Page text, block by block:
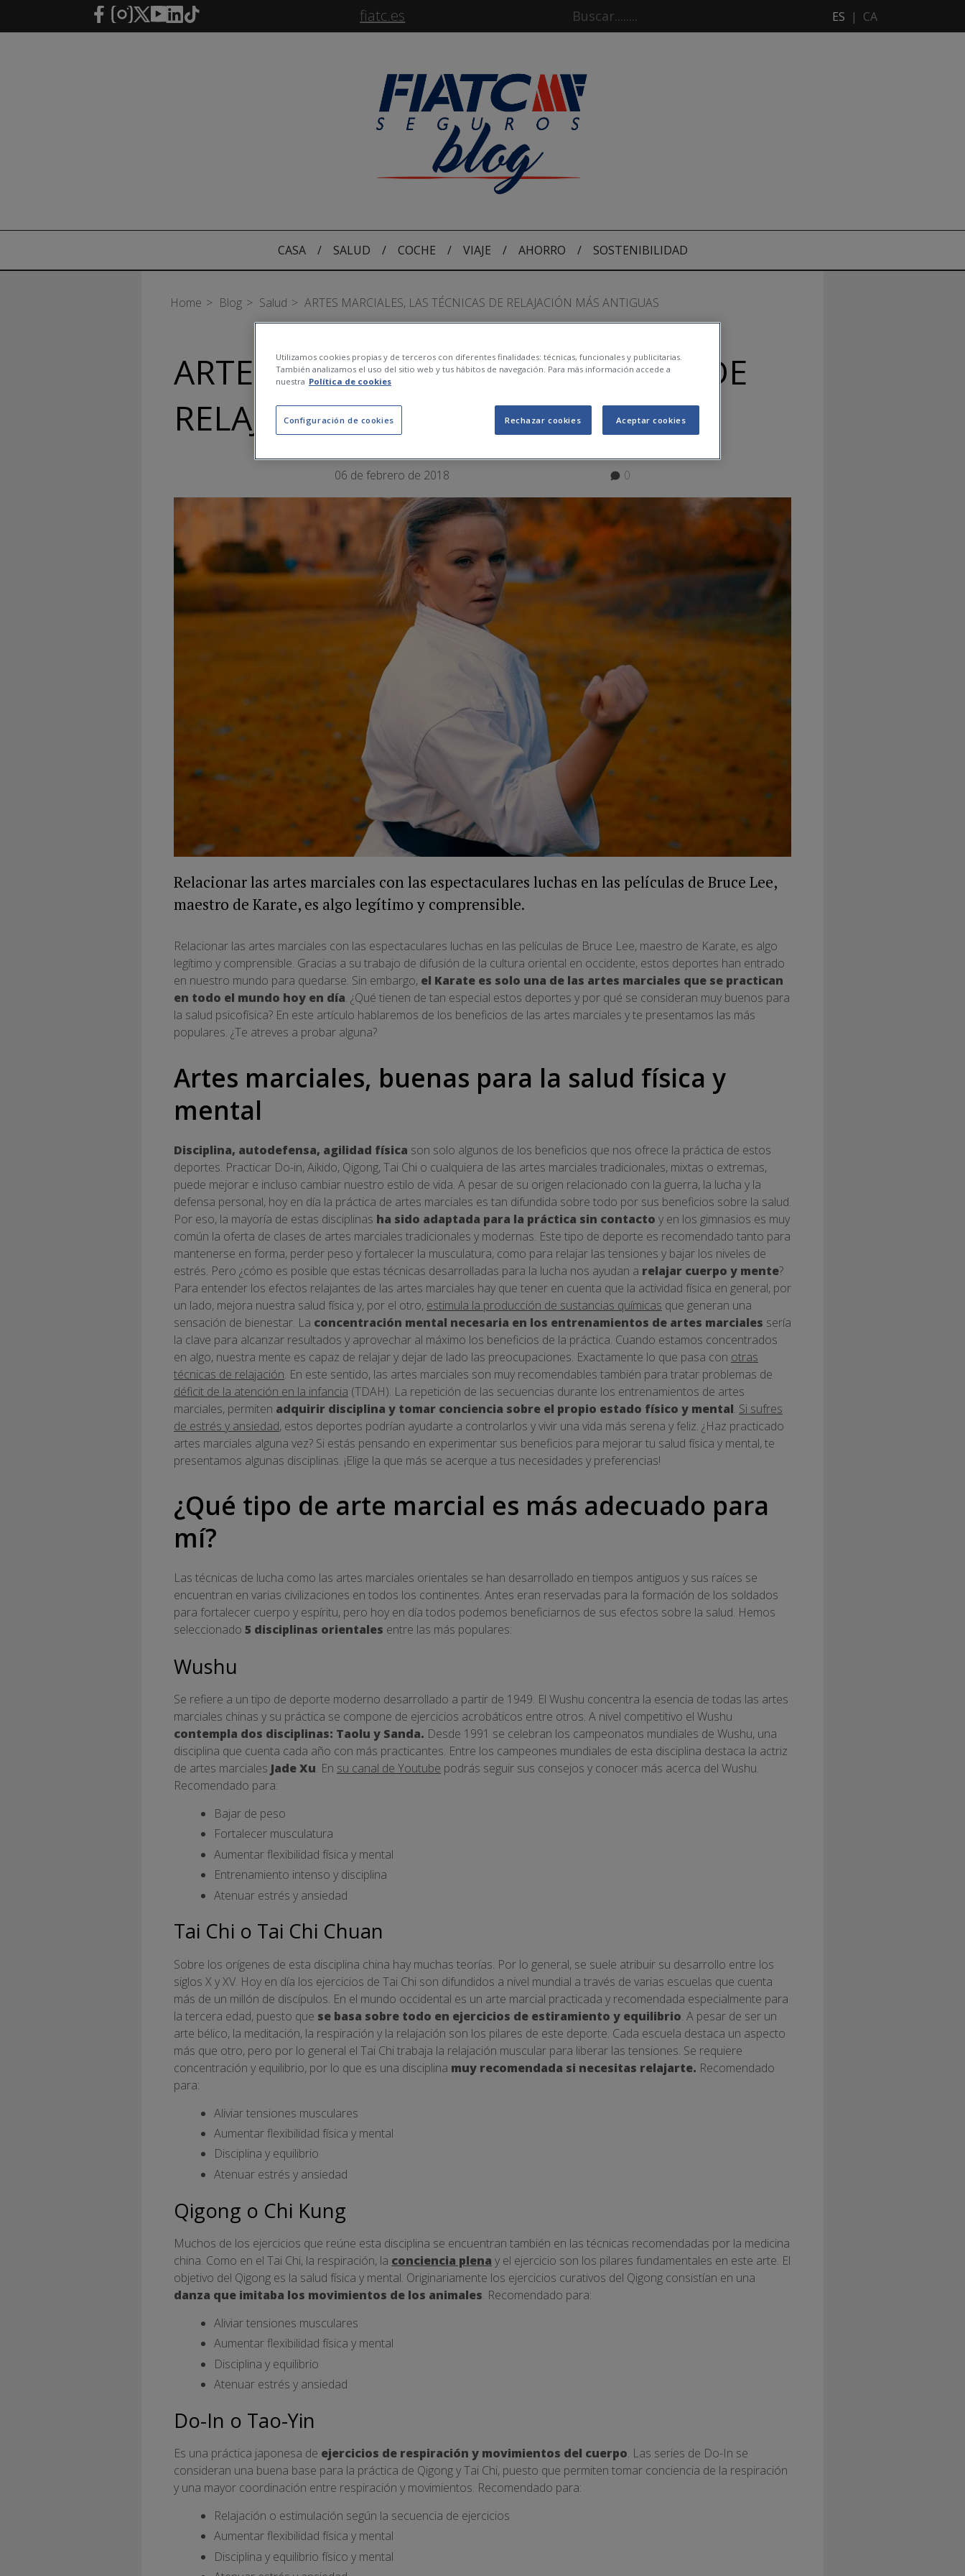
Saltar al contenido principal fiatc.es ES | CA
CASA / SALUD / COCHE / VIAJE / AHORRO / SOSTENIBILIDAD
Home Blog Salud ARTES MARCIALES, LAS TÉCNICAS DE RELAJACIÓN MÁS ANTIGUAS
ARTES MARCIALES, LAS TÉCNICAS DE
RELAJACIÓN MÁS ANTIGUAS
06 de febrero de 2018 0
Relacionar las artes marciales con las espectaculares luchas en las películas de Bruce Lee,
maestro de Karate, es algo legítimo y comprensible.
Relacionar las artes marciales con las espectaculares luchas en las películas de Bruce Lee, maestro de Karate, es algo
legítimo y comprensible. Gracias a su trabajo de difusión de la cultura oriental en occidente, estos deportes han entrado
en nuestro mundo para quedarse. Sin embargo, el Karate es solo una de las artes marciales que se practican
en todo el mundo hoy en día. ¿Qué tienen de tan especial estos deportes y por qué se consideran muy buenos para
la salud psicofísica? En este artículo hablaremos de los beneficios de las artes marciales y te presentamos las más
populares. ¿Te atreves a probar alguna?
Artes marciales, buenas para la salud física y
mental
Disciplina, autodefensa, agilidad física son solo algunos de los beneficios que nos ofrece la práctica de estos
deportes. Practicar Do-in, Aikido, Qigong, Tai Chi o cualquiera de las artes marciales tradicionales, mixtas o extremas,
puede mejorar e incluso cambiar nuestro estilo de vida. A pesar de su origen relacionado con la guerra, la lucha y la
defensa personal, hoy en día la práctica de artes marciales es tan difundida sobre todo por sus beneficios sobre la salud.
Por eso, la mayoría de estas disciplinas ha sido adaptada para la práctica sin contacto y en los gimnasios es muy
común la oferta de clases de artes marciales tradicionales y modernas. Este tipo de deporte es recomendado tanto para
mantenerse en forma, perder peso y fortalecer la musculatura, como para relajar las tensiones y bajar los niveles de
estrés. Pero ¿cómo es posible que estas técnicas desarrolladas para la lucha nos ayudan a relajar cuerpo y mente?
Para entender los efectos relajantes de las artes marciales hay que tener en cuenta que la actividad física en general, por
un lado, mejora nuestra salud física y, por el otro, estimula la producción de sustancias químicas que generan una
sensación de bienestar. La concentración mental necesaria en los entrenamientos de artes marciales sería
la clave para alcanzar resultados y aprovechar al máximo los beneficios de la práctica. Cuando estamos concentrados
en algo, nuestra mente es capaz de relajar y dejar de lado las preocupaciones. Exactamente lo que pasa con otras
técnicas de relajación. En este sentido, las artes marciales son muy recomendables también para tratar problemas de
déficit de la atención en la infancia (TDAH). La repetición de las secuencias durante los entrenamientos de artes
marciales, permiten adquirir disciplina y tomar conciencia sobre el propio estado físico y mental. Si sufres
de estrés y ansiedad, estos deportes podrían ayudarte a controlarlos y vivir una vida más serena y feliz. ¿Haz practicado
artes marciales alguna vez? Si estás pensando en experimentar sus beneficios para mejorar tu salud física y mental, te
presentamos algunas disciplinas. ¡Elige la que más se acerque a tus necesidades y preferencias!
¿Qué tipo de arte marcial es más adecuado para
mí?
Las técnicas de lucha como las artes marciales orientales se han desarrollado en tiempos antiguos y sus raíces se
encuentran en varias civilizaciones en todos los continentes. Antes eran reservadas para la formación de los soldados
para fortalecer cuerpo y espíritu, pero hoy en día todos podemos beneficiarnos de sus efectos sobre la salud. Hemos
seleccionado 5 disciplinas orientales entre las más populares:
Wushu
Se refiere a un tipo de deporte moderno desarrollado a partir de 1949. El Wushu concentra la esencia de todas las artes
marciales chinas y su práctica se compone de ejercicios acrobáticos entre otros. A nivel competitivo el Wushu
contempla dos disciplinas: Taolu y Sanda. Desde 1991 se celebran los campeonatos mundiales de Wushu, una
disciplina que cuenta cada año con más practicantes. Entre los campeones mundiales de esta disciplina destaca la actriz
de artes marciales Jade Xu. En su canal de Youtube podrás seguir sus consejos y conocer más acerca del Wushu.
Recomendado para:
Bajar de peso
Fortalecer musculatura
Aumentar flexibilidad física y mental
Entrenamiento intenso y disciplina
Atenuar estrés y ansiedad
Tai Chi o Tai Chi Chuan
Sobre los orígenes de esta disciplina china hay muchas teorías. Por lo general, se suele atribuir su desarrollo entre los
siglos X y XV. Hoy en día los ejercicios de Tai Chi son difundidos a nivel mundial a través de varias escuelas que cuenta
más de un millón de discípulos. En el mundo occidental es un arte marcial practicada y recomendada especialmente para
la tercera edad, puesto que se basa sobre todo en ejercicios de estiramiento y equilibrio. A pesar de ser un
arte bélico, la meditación, la respiración y la relajación son los pilares de este deporte. Cada escuela destaca un aspecto
más que otro, pero por lo general el Tai Chi trabaja la relajación muscular para liberar las tensiones. Se requiere
concentración y equilibrio, por lo que es una disciplina muy recomendada si necesitas relajarte. Recomendado
para:
Aliviar tensiones musculares
Aumentar flexibilidad física y mental
Disciplina y equilibrio
Atenuar estrés y ansiedad
Qigong o Chi Kung
Muchos de los ejercicios que reúne esta disciplina se encuentran también en las técnicas recomendadas por la medicina
china. Como en el Tai Chi, la respiración, la conciencia plena y el ejercicio son los pilares fundamentales en este arte. El
objetivo del Qigong es la salud física y mental. Originariamente los ejercicios curativos del Qigong consistían en una
danza que imitaba los movimientos de los animales. Recomendado para:
Aliviar tensiones musculares
Aumentar flexibilidad física y mental
Disciplina y equilibrio
Atenuar estrés y ansiedad
Do-In o Tao-Yin
Es una práctica japonesa de ejercicios de respiración y movimientos del cuerpo. Las series de Do-In se
consideran una buena base para la práctica de Qigong y Tai Chi, puesto que permiten tomar conciencia de la respiración
y una mayor coordinación entre respiración y movimientos. Recomendado para:
Relajación o estimulación según la secuencia de ejercicios
Aumentar flexibilidad física y mental
Disciplina y equilibrio físico y mental
Utilizamos cookies propias y de terceros con diferentes finalidades: técnicas, funcionales y publicitarias.
También analizamos el uso del sitio web y tus hábitos de navegación. Para más información accede a
nuestra Política de cookies
Configuración de cookies Rechazar cookies Aceptar cookies